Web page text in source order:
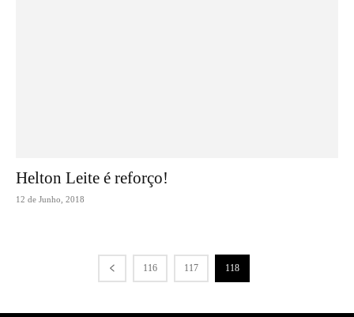
Helton Leite é reforço!
12 de Junho, 2018
116 117 118